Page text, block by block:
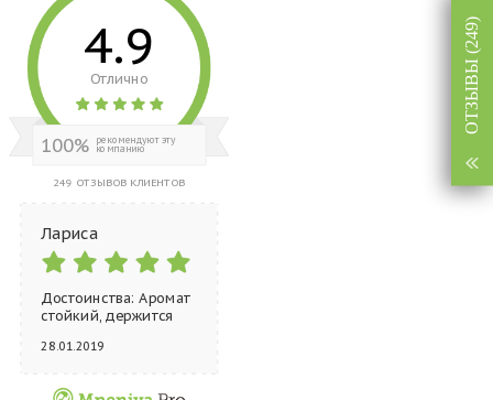
4.9
Отлично
100% рекомендуют эту
компанию
249 ОТЗЫВОВ КЛИЕНТОВ
Лариса
Достоинства: Аромат
стойкий, держится
28.01.2019
ОТЗЫВЫ (249)